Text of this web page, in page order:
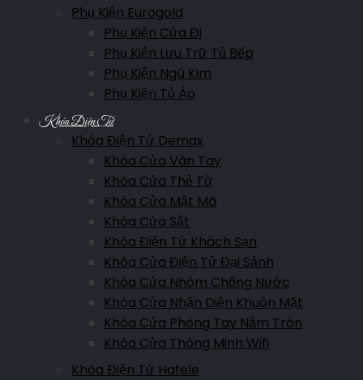
Phụ Kiện Eurogold
Phụ Kiện Cửa Đi
Phụ Kiện Lưu Trữ Tủ Bếp
Phụ Kiện Ngũ Kim
Phụ Kiện Tủ Áo
Khóa Điện Tử
Khóa Điện Tử Demax
Khóa Cửa Vân Tay
Khóa Cửa Thẻ Từ
Khóa Cửa Mật Mã
Khóa Cửa Sắt
Khóa Điện Tử Khách Sạn
Khóa Cửa Điện Tử Đại Sảnh
Khóa Cửa Nhôm Chống Nước
Khóa Cửa Nhận Diện Khuôn Mặt
Khóa Cửa Phòng Tay Nắm Tròn
Khóa Cửa Thông Minh Wifi
Khóa Điện Tử Hafele